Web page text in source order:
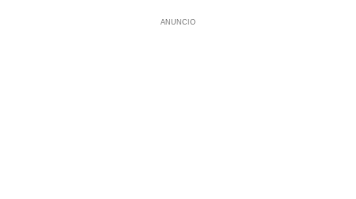
ANUNCIO